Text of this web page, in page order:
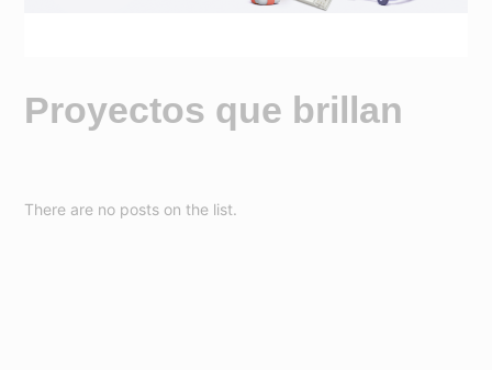
Proyectos que brillan
There are no posts on the list.